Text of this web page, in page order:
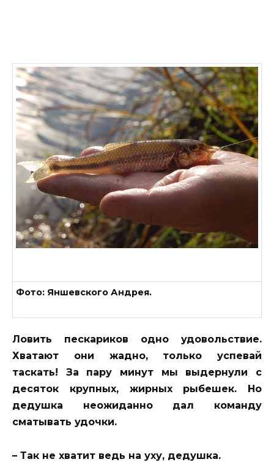
Фото: Яншевского Андрея.
Ловить пескариков одно удовольствие.
Хватают они жадно, только успевай
таскать! За пару минут мы выдернули с
десяток крупных, жирных рыбешек. Но
дедушка неожиданно дал команду
сматывать удочки.
– Так не хватит ведь на уху, дедушка.